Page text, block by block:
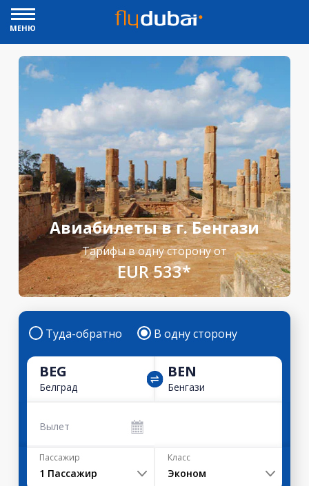
МЕНЮ
Авиабилеты в г. Бенгази
Тарифы в одну сторону от
EUR 533*
Туда-обратно В одну сторону
BEG
Белград
BEN
Бенгази
Вылет
Пассажир
1 Пассажир
Класс
Эконом